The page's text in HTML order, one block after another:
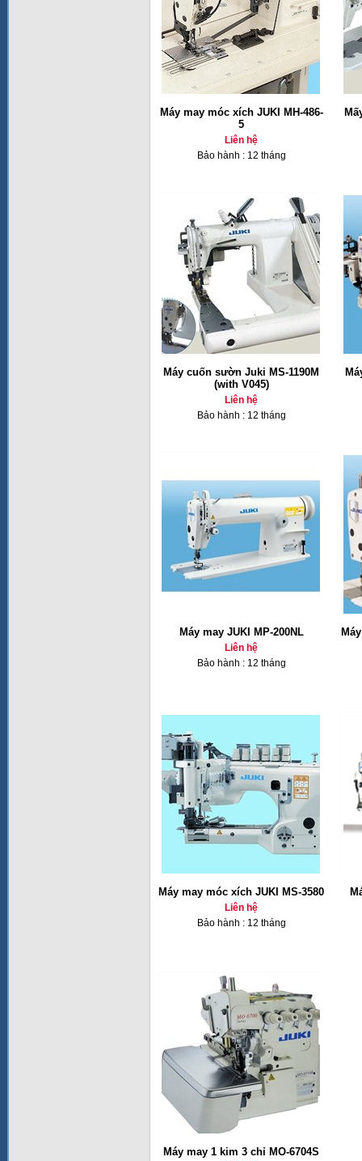
Máy may móc xích JUKI MH-486-
5
Liên hệ
Bảo hành : 12 tháng
Máy cuốn sườn Juki MS-1190M
(with V045)
Liên hệ
Bảo hành : 12 tháng
Máy may JUKI MP-200NL
Liên hệ
Bảo hành : 12 tháng
Máy may móc xích JUKI MS-3580
Liên hệ
Bảo hành : 12 tháng
Máy may 1 kim 3 chỉ MO-6704S